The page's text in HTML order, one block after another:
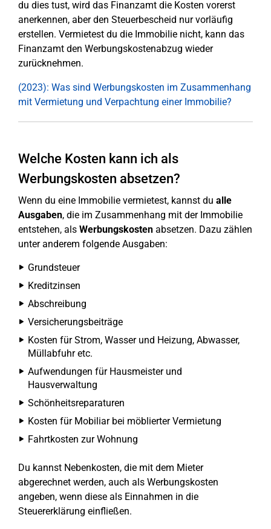
du dies tust, wird das Finanzamt die Kosten vorerst
anerkennen, aber den Steuerbescheid nur vorläufig
erstellen. Vermietest du die Immobilie nicht, kann das
Finanzamt den Werbungskostenabzug wieder
zurücknehmen.
(2023): Was sind Werbungskosten im Zusammenhang
mit Vermietung und Verpachtung einer Immobilie?
Welche Kosten kann ich als
Werbungskosten absetzen?
Wenn du eine Immobilie vermietest, kannst du alle
Ausgaben, die im Zusammenhang mit der Immobilie
entstehen, als Werbungskosten absetzen. Dazu zählen
unter anderem folgende Ausgaben:
Grundsteuer
Kreditzinsen
Abschreibung
Versicherungsbeiträge
Kosten für Strom, Wasser und Heizung, Abwasser,
Müllabfuhr etc.
Aufwendungen für Hausmeister und
Hausverwaltung
Schönheitsreparaturen
Kosten für Mobiliar bei möblierter Vermietung
Fahrtkosten zur Wohnung
Du kannst Nebenkosten, die mit dem Mieter
abgerechnet werden, auch als Werbungskosten
angeben, wenn diese als Einnahmen in die
Steuererklärung einfließen.